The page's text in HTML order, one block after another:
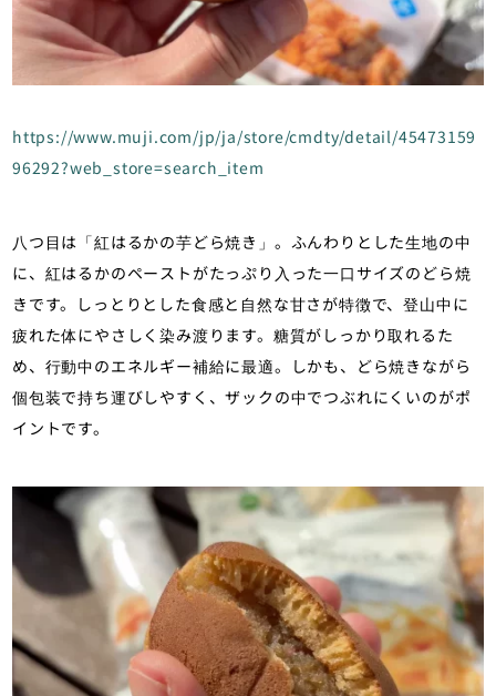
https://www.muji.com/jp/ja/store/cmdty/detail/45473159
96292?web_store=search_item
八つ目は「紅はるかの芋どら焼き」。ふんわりとした生地の中
に、紅はるかのペーストがたっぷり入った一口サイズのどら焼
きです。しっとりとした食感と自然な甘さが特徴で、登山中に
疲れた体にやさしく染み渡ります。糖質がしっかり取れるた
め、行動中のエネルギー補給に最適。しかも、どら焼きながら
個包装で持ち運びしやすく、ザックの中でつぶれにくいのがポ
イントです。